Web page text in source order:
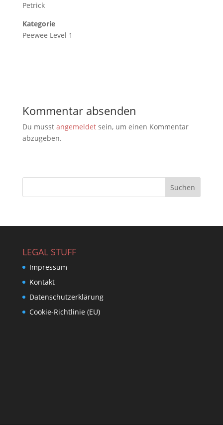
Petrick
Kategorie
Peewee Level 1
Kommentar absenden
Du musst angemeldetsein, um einen Kommentar
abzugeben.
LEGAL STUFF
Impressum
Kontakt
Datenschutzerklärung
Cookie-Richtlinie (EU)